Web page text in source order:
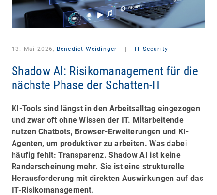
13. Mai 2026, Benedict Weidinger IT Security
Shadow AI: Risikomanagement für die
nächste Phase der Schatten-IT
KI-Tools sind längst in den Arbeitsalltag eingezogen
und zwar oft ohne Wissen der IT. Mitarbeitende
nutzen Chatbots, Browser-Erweiterungen und KI-
Agenten, um produktiver zu arbeiten. Was dabei
häufig fehlt: Transparenz. Shadow AI ist keine
Randerscheinung mehr. Sie ist eine strukturelle
Herausforderung mit direkten Auswirkungen auf das
IT-Risikomanagement.